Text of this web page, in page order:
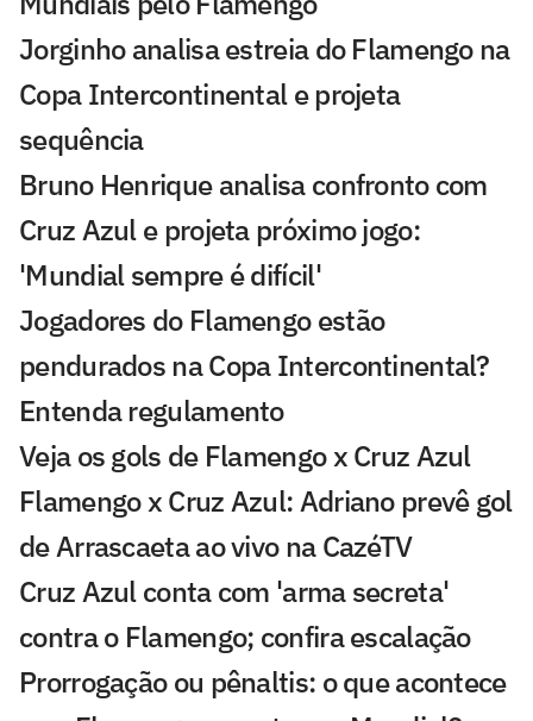
Jorginho analisa estreia do Flamengo na
Copa Intercontinental e projeta
sequência
Bruno Henrique analisa confronto com
Cruz Azul e projeta próximo jogo:
'Mundial sempre é difícil'
Jogadores do Flamengo estão
pendurados na Copa Intercontinental?
Entenda regulamento
Veja os gols de Flamengo x Cruz Azul
Flamengo x Cruz Azul: Adriano prevê gol
de Arrascaeta ao vivo na CazéTV
Cruz Azul conta com 'arma secreta'
contra o Flamengo; confira escalação
Prorrogação ou pênaltis: o que acontece